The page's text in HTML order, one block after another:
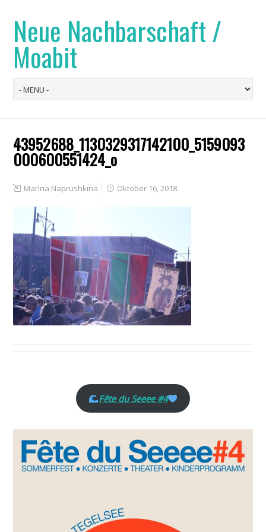
Neue Nachbarschaft /
Moabit
43952688_1130329317142100_5159093
000600551424_o
Marina Naprushkina Oktober 16, 2018
Fête du Seeee #4